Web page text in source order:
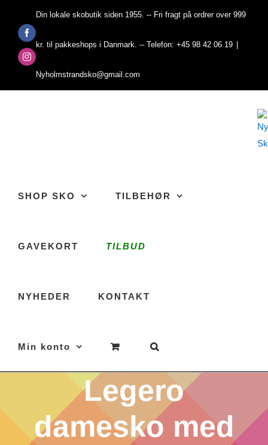
contentFacebook
Instagram
Din lokale skobutik siden 1955. -- Fri fragt på ordrer over 999
kr. til pakkeshops i Danmark. -- Telefon: +45 98 42 06 19
Nyholmstrandsko@gmail.com
SHOP SKO TILBEHØR
GAVEKORT TILBUD
NYHEDER KONTAKT
Min konto
Legero
damesko med